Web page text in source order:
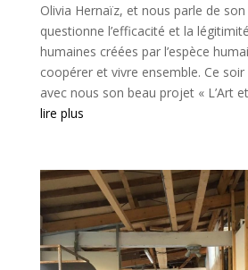
Olivia Hernaïz, et nous parle de
questionne l’efficacité et la
humaines créées par l’espèce
coopérer et vivre ensemble. Ce
avec nous son beau projet « L’Art
lire plus